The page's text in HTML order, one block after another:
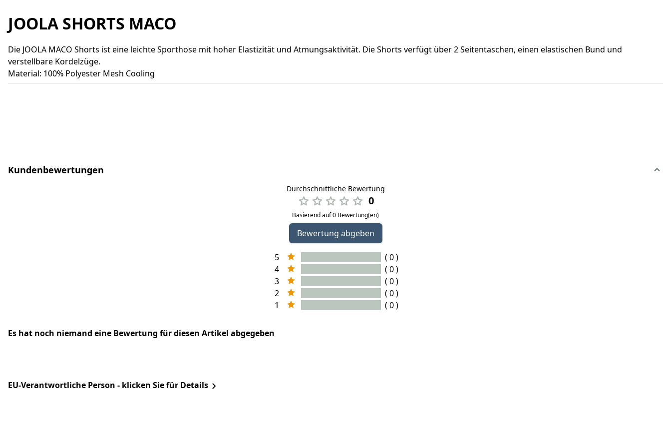
JOOLA SHORTS MACO
Die JOOLA MACO Shorts ist eine leichte Sporthose mit hoher Elastizität und Atmungsaktivität. Die Shorts verfügt über 2 Seitentaschen, einen elastischen Bund und
verstellbare Kordelzüge.
Material: 100% Polyester Mesh Cooling
Kundenbewertungen
Durchschnittliche Bewertung
0
Basierend auf 0 Bewertung(en)
Bewertung abgeben
5
( 0 )
4
( 0 )
3
( 0 )
2
( 0 )
1
( 0 )
Es hat noch niemand eine Bewertung für diesen Artikel abgegeben
EU-Verantwortliche Person - klicken Sie für Details